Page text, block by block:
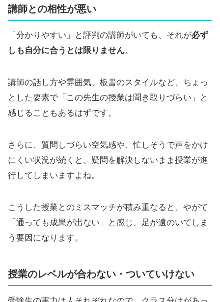
講師との相性が悪い
「分かりやすい」と評判の講師がいても、それが必ず
しも自分に合うとは限りません。
講師の話し方や雰囲気、板書のスタイルなど、ちょっ
とした要素で「この先生の授業は聞き取りづらい」と
感じることもあるはずです。
さらに、質問しづらい空気感や、忙しそうで声をかけ
にくい状況が続くと、疑問を解決しないまま授業が進
行してしまいますよね。
こうした授業とのミスマッチが積み重なると、やがて
「通っても成果が出ない」と感じ、足が遠のいてしま
う要因になります。
授業のレベルが合わない・ついていけない